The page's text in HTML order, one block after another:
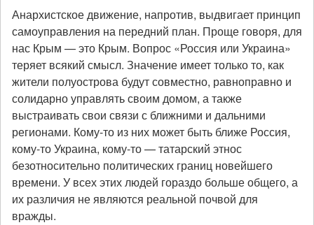
Анархистское движение, напротив, выдвигает принцип
самоуправления на передний план. Проще говоря, для
нас Крым — это Крым. Вопрос «Россия или Украина»
теряет всякий смысл. Значение имеет только то, как
жители полуострова будут совместно, равноправно и
солидарно управлять своим домом, а также
выстраивать свои связи с ближними и дальними
регионами. Кому-то из них может быть ближе Россия,
кому-то Украина, кому-то — татарский этнос
безотносительно политических границ новейшего
времени. У всех этих людей гораздо больше общего, а
их различия не являются реальной почвой для
вражды.